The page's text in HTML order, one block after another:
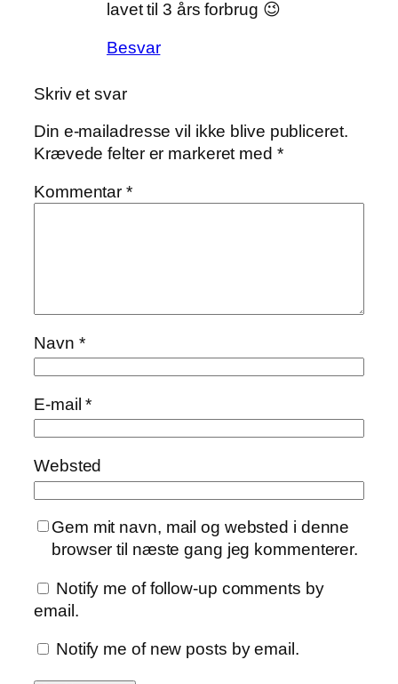
lavet til 3 års forbrug 😉
Besvar
Skriv et svar
Din e-mailadresse vil ikke blive publiceret.
Krævede felter er markeret med *
Kommentar*
Navn *
E-mail*
Websted
Gem mit navn, mail og websted i denne
browser til næste gang jeg kommenterer.
Notify me of follow-up comments by
email.
Notify me of new posts by email.